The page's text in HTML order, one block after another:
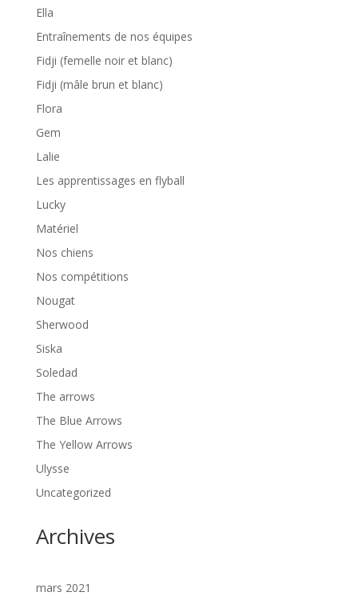
Ella
Entraînements de nos équipes
Fidji (femelle noir et blanc)
Fidji (mâle brun et blanc)
Flora
Gem
Lalie
Les apprentissages en flyball
Lucky
Matériel
Nos chiens
Nos compétitions
Nougat
Sherwood
Siska
Soledad
The arrows
The Blue Arrows
The Yellow Arrows
Ulysse
Uncategorized
Archives
mars 2021